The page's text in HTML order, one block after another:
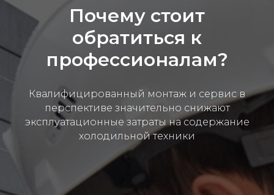
Почему стоит
обратиться к
профессионалам?
Квалифицированный монтаж и сервис в
перспективе значительно снижают
эксплуатационные затраты на содержание
холодильной техники